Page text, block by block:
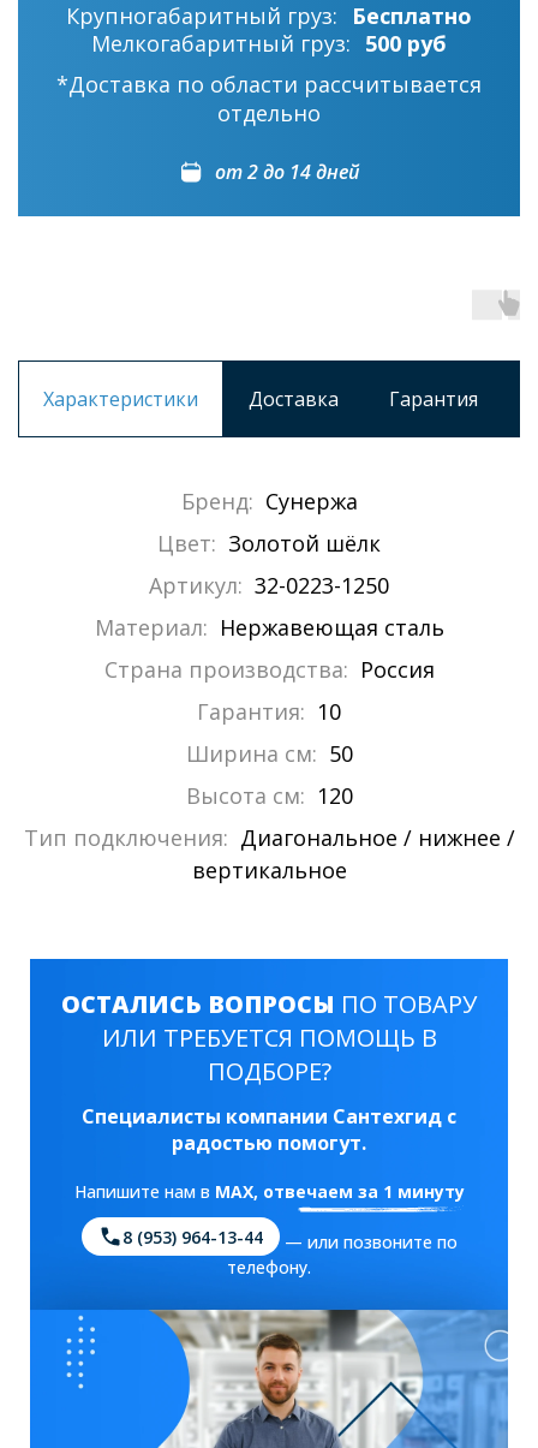
Крупногабаритный груз:
Бесплатно
Мелкогабаритный груз: 500 руб
*Доставка по области рассчитывается
отдельно
от 2 до 14 дней
Характеристики Доставка Гарантия
Бренд: Сунержа
Цвет: Золотой шёлк
Артикул: 32-0223-1250
Материал: Нержавеющая сталь
Страна производства: Россия
Гарантия: 10
Ширина см: 50
Высота см: 120
Тип подключения: Диагональное / нижнее /
вертикальное
ОСТАЛИСЬ ВОПРОСЫ ПО ТОВАРУ
ИЛИ ТРЕБУЕТСЯ ПОМОЩЬ В
ПОДБОРЕ?
Специалисты компании Сантехгид с
радостью помогут.
Напишите нам в MAX, отвечаем за 1 минуту
8 (953) 964-13-44
— или позвоните по
телефону.